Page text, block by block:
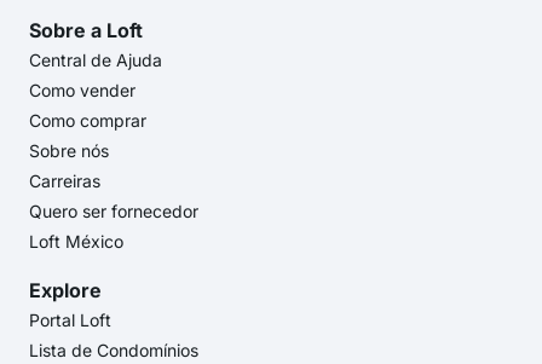
Sobre a Loft
Central de Ajuda
Como vender
Como comprar
Sobre nós
Carreiras
Quero ser fornecedor
Loft México
Explore
Portal Loft
Lista de Condomínios